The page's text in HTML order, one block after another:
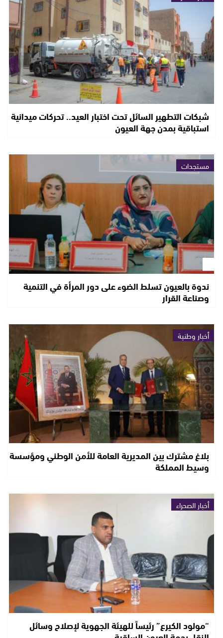
شبكات التطهير السائل تحت اختبار العيد.. تحركات ميدانية
استباقية بمدن جهة العيون
مستجدات
ندوة بالعيون تسلط الضوء على دور المرأة في التنمية
وصناعة القرار
أخبار وطنية
بلاغ مشترك بين المديرية العامة للأمن الوطني ومؤسسة
وسيط المملكة
أخبار الصحراء
“مولود الكيرع” رئيساً للهيئة الجهوية لإصلاح وسائل